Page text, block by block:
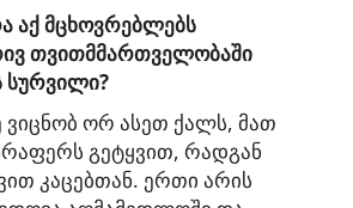
აქ მცხოვრებლებს
თვითმმართველობაში
სურვილი?
ვიცნობ ორ ასეთ ქალს, მათ
გეტყვით, რადგან
კაცებთან. ერთი არის